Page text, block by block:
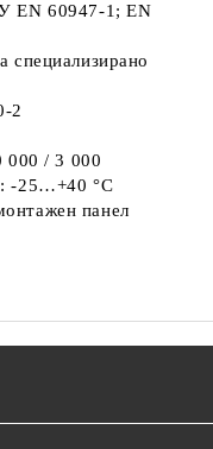
EN 60947-1; EN
специализирано
2
000 / 3 000
-25…+40 °C
панел